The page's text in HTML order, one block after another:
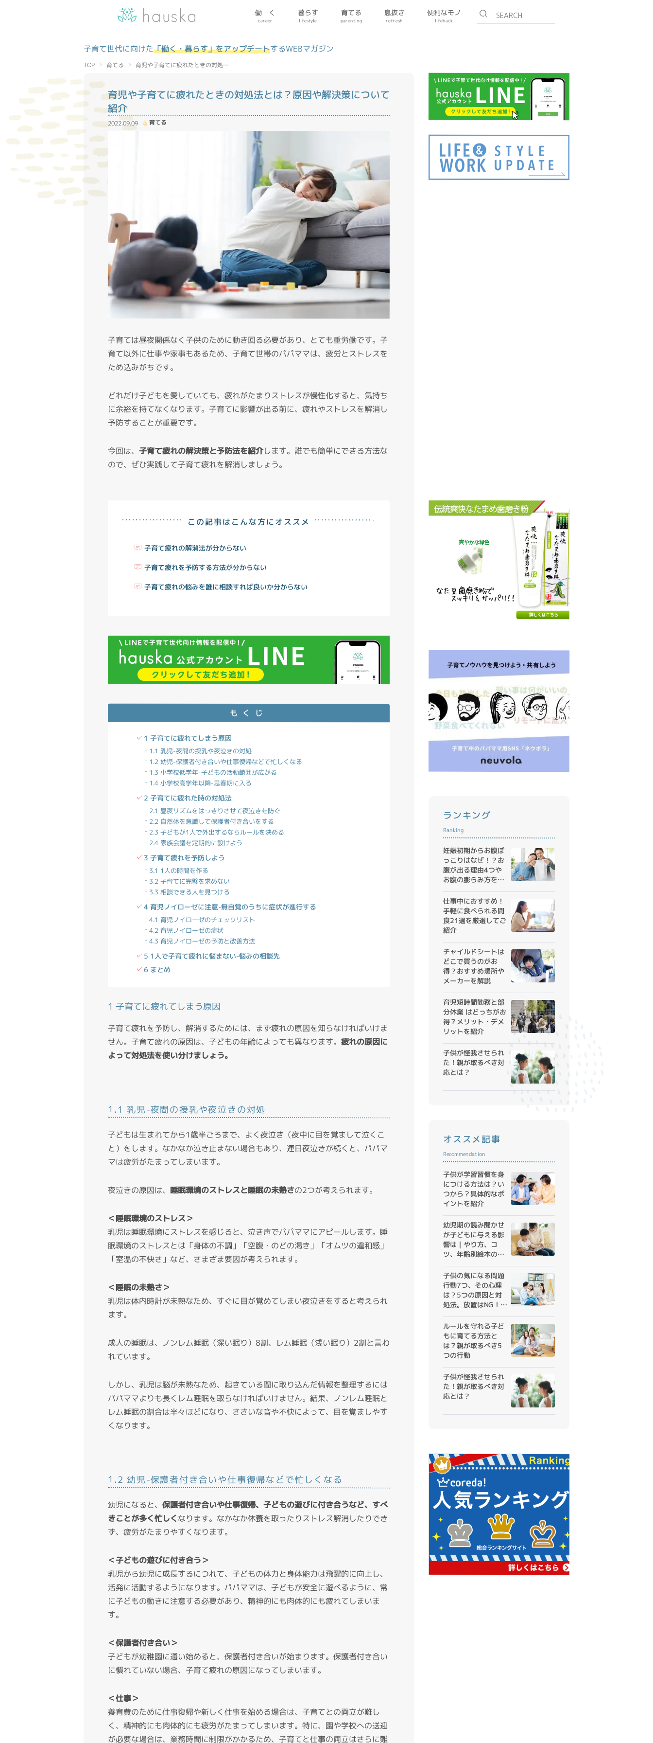
働 く
career
暮らす
lifestyle
育てる
parenting
息抜き
refresh
便利なモノ
lifehack
子育て世代に向けた「働く・暮らす」をアップデートするWEBマガジン
TOP 育てる 育児や子育てに疲れたときの対処…
育児や子育てに疲れたときの対処法とは？原因や解決策について
紹介
2022.09.09 育てる
子育ては昼夜関係なく子供のために動き回る必要があり、とても重労働です。子
育て以外に仕事や家事もあるため、子育て世帯のパパママは、疲労とストレスを
ため込みがちです。
どれだけ子どもを愛していても、疲れがたまりストレスが慢性化すると、気持ち
に余裕を持てなくなります。子育てに影響が出る前に、疲れやストレスを解消し
予防することが重要です。
今回は、子育て疲れの解決策と予防法を紹介します。誰でも簡単にできる方法な
ので、ぜひ実践して子育て疲れを解消しましょう。
この記事はこんな方にオススメ
子育て疲れの解消法が分からない
子育て疲れを予防する方法が分からない
子育て疲れの悩みを誰に相談すれば良いか分からない
もくじ
1 子育てに疲れてしまう原因
1.1 乳児-夜間の授乳や夜泣きの対処
1.2 幼児-保護者付き合いや仕事復帰などで忙しくなる
1.3 小学校低学年-子どもの活動範囲が広がる
1.4 小学校高学年以降-思春期に入る
2 子育てに疲れた時の対処法
2.1 昼夜リズムをはっきりさせて夜泣きを防ぐ
2.2 自然体を意識して保護者付き合いをする
2.3 子どもが1人で外出するならルールを決める
2.4 家族会議を定期的に設けよう
3 子育て疲れを予防しよう
3.1 1人の時間を作る
3.2 子育てに完璧を求めない
3.3 相談できる人を見つける
4 育児ノイローゼに注意-無自覚のうちに症状が進行する
4.1 育児ノイローゼのチェックリスト
4.2 育児ノイローゼの症状
4.3 育児ノイローゼの予防と改善方法
5 1人で子育て疲れに悩まない-悩みの相談先
6 まとめ
1 子育てに疲れてしまう原因
子育て疲れを予防し、解消するためには、まず疲れの原因を知らなければいけま
せん。子育て疲れの原因は、子どもの年齢によっても異なります。疲れの原因に
よって対処法を使い分けましょう。
1.1 乳児-夜間の授乳や夜泣きの対処
子どもは生まれてから1歳半ごろまで、よく夜泣き（夜中に目を覚まして泣くこ
と）をします。なかなか泣き止まない場合もあり、連日夜泣きが続くと、パパマ
マは疲労がたまってしまいます。
夜泣きの原因は、 睡眠環境のストレスと睡眠の未熟さの2つが考えられます。
＜睡眠環境のストレス＞
乳児は睡眠環境にストレスを感じると、泣き声でパパママにアピールします。睡
眠環境のストレスとは「身体の不調」「空腹・のどの渇き」「オムツの違和感」
「室温の不快さ」など、さまざま要因が考えられます。
＜睡眠の未熟さ＞
乳児は体内時計が未熟なため、すぐに目が覚めてしまい夜泣きをすると考えられ
ます。
成人の睡眠は、ノンレム睡眠（深い眠り）8割、レム睡眠（浅い眠り）2割と言わ
れています。
しかし、乳児は脳が未熟なため、起きている間に取り込んだ情報を整理するには
パパママよりも長くレム睡眠を取らなければいけません。結果、ノンレム睡眠と
レム睡眠の割合は半々ほどになり、ささいな音や不快によって、目を覚ましやす
くなります。
1.2 幼児-保護者付き合いや仕事復帰などで忙しくなる
幼児になると、保護者付き合いや仕事復帰、子どもの遊びに付き合うなど、すべ
きことが多く忙しくなります。なかなか休養を取ったりストレス解消したりでき
ず、疲労がたまりやすくなります。
＜子どもの遊びに付き合う＞
乳児から幼児に成長するにつれて、子どもの体力と身体能力は飛躍的に向上し、
活発に活動するようになります。パパママは、子どもが安全に遊べるように、常
に子どもの動きに注意する必要があり、精神的にも肉体的にも疲れてしまいま
す。
＜保護者付き合い＞
子どもが幼稚園に通い始めると、保護者付き合いが始まります。保護者付き合い
に慣れていない場合、子育て疲れの原因になってしまいます。
＜仕事＞
養育費のために仕事復帰や新しく仕事を始める場合は、子育てとの両立が難し
く、精神的にも肉体的にも疲労がたまってしまいます。特に、園や学校への送迎
が必要な場合は、業務時間に制限がかかるため、子育てと仕事の両立はさらに難
ランキング
Ranking
妊娠初期からお腹ぽ
っこりはなぜ！？お
腹が出る理由4つや
お腹の膨らみ方を解
説
仕事中におすすめ！
手軽に食べられる間
食21選を厳選してご
紹介
チャイルドシートは
どこで買うのがお
得？おすすめ場所や
メーカーを解説
育児短時間勤務と部
分休業 はどっちがお
得？メリット・デメ
リットを紹介
子供が怪我させられ
た！親が取るべき対
応とは？
オススメ記事
Recommendation
子供が学習習慣を身
につける方法は？い
つから？具体的なポ
イントを紹介
幼児期の読み聞かせ
が子どもに与える影
響は｜やり方、コ
ツ、年齢別絵本の選
び方
子供の気になる問題
行動7つ、その心理
は？5つの原因と対
処法。放置はNG！早
めの対応がカギ
ルールを守れる子ど
もに育てる方法と
は？親が取るべき5
つの行動
子供が怪我させられ
た！親が取るべき対
応とは？